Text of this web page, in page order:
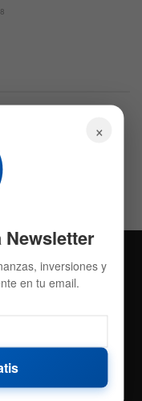
×
inversiones y
en tu email.